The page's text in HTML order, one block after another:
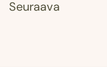
Seuraava